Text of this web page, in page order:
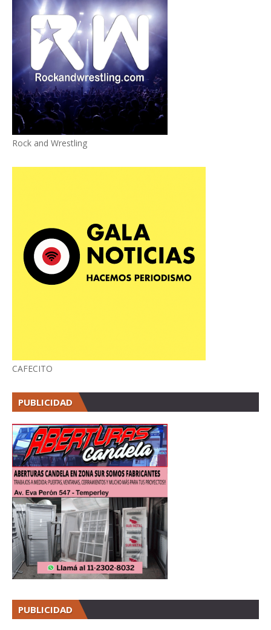
Rock and Wrestling
CAFECITO
PUBLICIDAD
PUBLICIDAD